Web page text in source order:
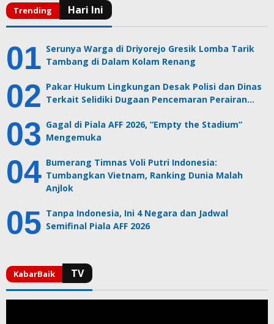
Serunya Warga di Driyorejo Gresik Lomba Tarik
Tambang di Dalam Kolam Renang
Pakar Hukum Lingkungan Desak Polisi dan Dinas
Terkait Selidiki Dugaan Pencemaran Perairan…
Gagal di Piala AFF 2026, ”Empty the Stadium”
Mengemuka
Bumerang Timnas Voli Putri Indonesia:
Tumbangkan Vietnam, Ranking Dunia Malah
Anjlok
Tanpa Indonesia, Ini 4 Negara dan Jadwal
Semifinal Piala AFF 2026